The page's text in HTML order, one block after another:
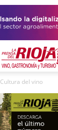
Cultura del vino